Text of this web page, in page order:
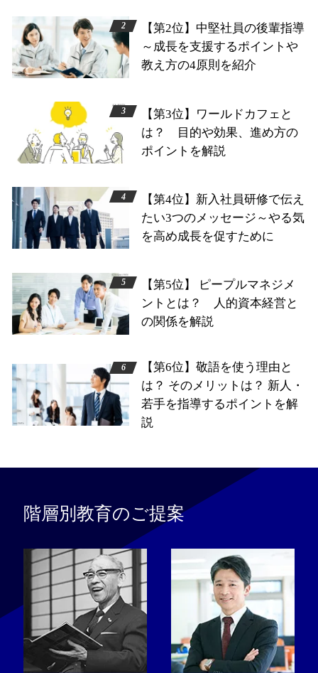
【第2位】中堅社員の後輩指導
～成長を支援するポイントや
教え方の4原則を紹介
【第3位】ワールドカフェと
は？ 目的や効果、進め方の
ポイントを解説
【第4位】新入社員研修で伝え
たい3つのメッセージ～やる気
を高め成長を促すために
【第5位】 ピープルマネジメ
ントとは？ 人的資本経営と
の関係を解説
【第6位】敬語を使う理由と
は？ そのメリットは？ 新人・
若手を指導するポイントを解
説
階層別教育のご提案